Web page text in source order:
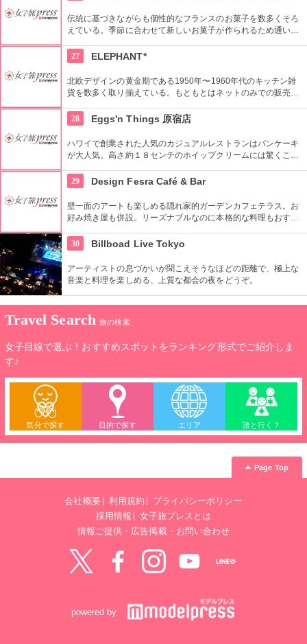
伝統に基づきながらも個性的なフランスのお菓子を数多くそろ
えている。季節に合わせて新しいお菓子が作られるため通い詰
27
ELEPHANT*
北欧デザインの黄金期である1950年〜1960年代のキッチン雑
貨を数多く取り揃えている。もともとはネットのみでの販売だ
ン。北欧に限らず、現行プロダクトの取り扱いも。
28 Eggs'n Things 原宿店
ハワイで創業された人気のカジュアルレストランはパンケーキ
が大人気。高さ約１８センチのホイップクリームには驚くこと
29
Design Fesra Café & Bar
壁一面のアートも楽しめる隠れ家的ガーデンカフェテラス。お
好み焼き屋も併設。リーズナブルなのに本格的な料理もおすす
30
Billboad Live Tokyo
アーティストの息づかいが聞こえそうなほどの距離で、極上な
音楽と料理を楽しめる、上質な都会の夜をどうぞ。
Travel Search 旅の検索
女子目線で選ぶ！おすすめスポットをランキング形式でご紹介しま
す♪
気分で探す 目的で探す エリア 誰と行く？
Page Top
会社概要 利用規約
プライバシーポリシー
採用情報
女子旅プレスとは
情報ご提供・広告掲載・お問い合わせ
powered by